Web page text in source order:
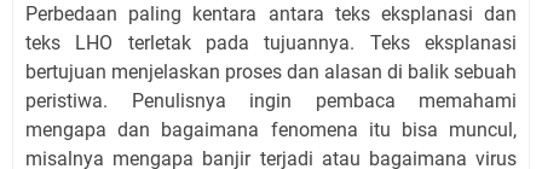
Perbedaan paling kentara antara teks eksplanasi dan
teks LHO terletak pada tujuannya. Teks eksplanasi
bertujuan menjelaskan proses dan alasan di balik sebuah
peristiwa. Penulisnya ingin pembaca memahami
mengapa dan bagaimana fenomena itu bisa muncul,
misalnya mengapa banjir terjadi atau bagaimana virus